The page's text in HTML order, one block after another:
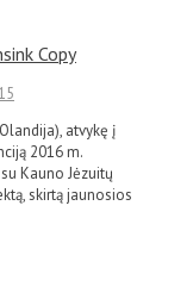
Copy
atvykę į
2016 m.
Kauno Jėzuitų
skirtą jaunosios